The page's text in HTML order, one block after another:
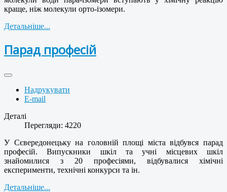
краще, ніж молекули орто-ізомери.
Детальніше...
Парад професій
Надрукувати
E-mail
Деталі
Перегляди: 4220
У Сєвередонецьку на головній площі міста відбувся парад
професій. Випускники шкіл та учні місцевих шкіл
знайомилися з 20 професіями, відбувалися хімічні
експерименти, технічні конкурси та ін.
Детальніше...